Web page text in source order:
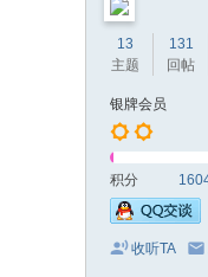
13
主题
131
回帖
银牌会员
积分
收听TA